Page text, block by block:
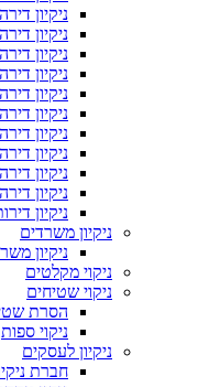
ניקיון
ניקיון
ניקיון
ניקיון
ניקיון
ניקיון
ניקיון
ניקיון
ניקיון
ניקיון
ניקיון
ניקיון משרדים
ניקיון
ניקוי מקלטים
ניקוי שטיחים
הסרת
ניקוי ספות
ניקיון לעסקים
חברת